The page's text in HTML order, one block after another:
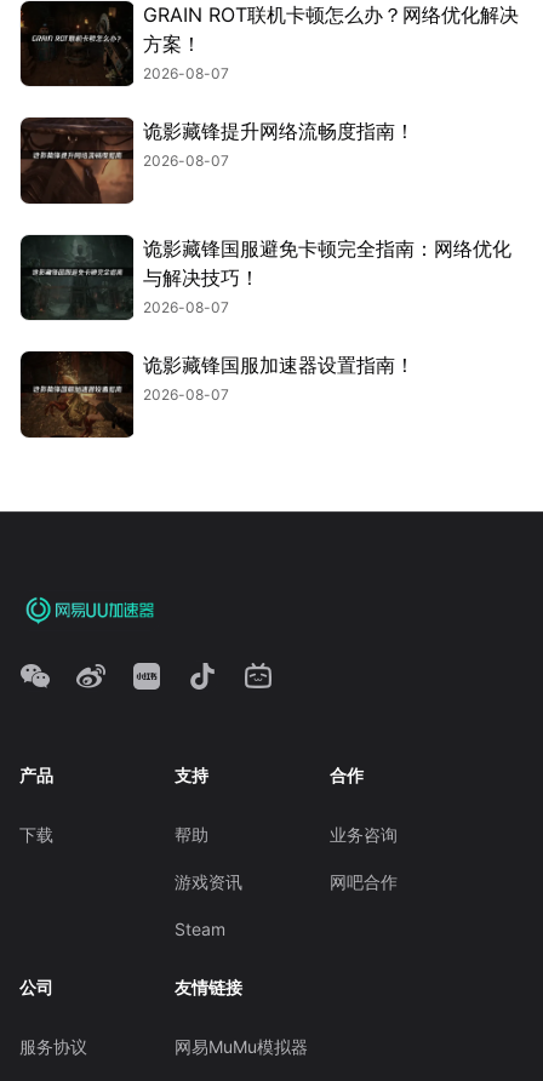
GRAIN ROT联机卡顿怎么办？网络优化解决
方案！
2026-08-07
诡影藏锋提升网络流畅度指南！
2026-08-07
诡影藏锋国服避免卡顿完全指南：网络优化
与解决技巧！
2026-08-07
诡影藏锋国服加速器设置指南！
2026-08-07
产品
下载
支持
帮助
游戏资讯
Steam
合作
业务咨询
网吧合作
公司
服务协议
友情链接
网易MuMu模拟器